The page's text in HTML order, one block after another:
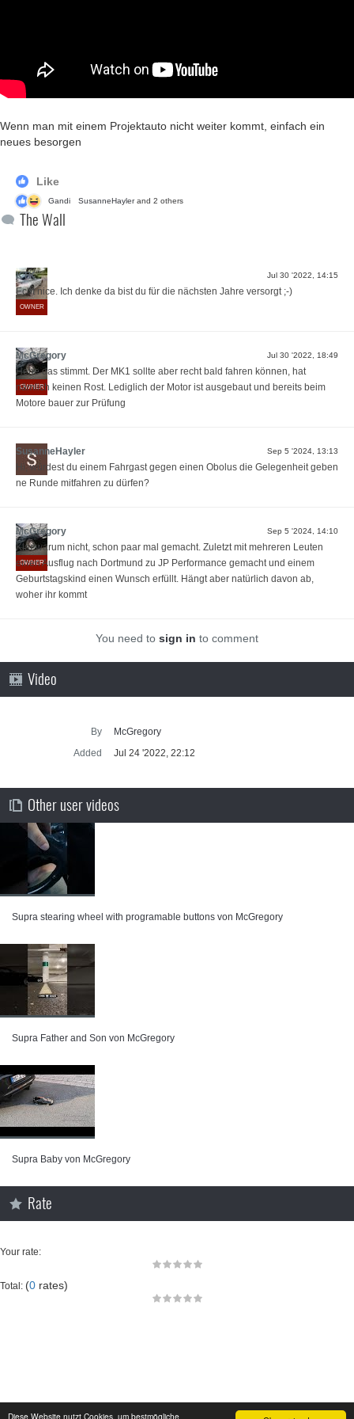
Diese Website nutzt Cookies, um bestmögliche
Wenn man mit einem Projektauto nicht weiter kommt, einfach ein
neues besorgen
Like
Gandi SusanneHaylerand 2 others
The Wall
OWNER
Jul 30 '2022, 14:15
KTK
Echt nice. Ich denke da bist du für die nächsten Jahre versorgt ;-)
OWNER
Jul 30 '2022, 18:49
McGregory
Hehe das stimmt. Der MK1 sollte aber recht bald fahren können, hat
nämlich keinen Rost. Lediglich der Motor ist ausgebaut und bereits beim
Motore bauer zur Prüfung
Sep 5 '2024, 13:13
SusanneHayler
Hi, würdest du einem Fahrgast gegen einen Obolus die Gelegenheit geben
ne Runde mitfahren zu dürfen?
OWNER
Sep 5 '2024, 14:10
McGregory
Klar warum nicht, schon paar mal gemacht. Zuletzt mit mehreren Leuten
einen Ausflug nach Dortmund zu JP Performance gemacht und einem
Geburtstagskind einen Wunsch erfüllt. Hängt aber natürlich davon ab,
woher ihr kommt
You need to sign in to comment
Video
By
McGregory
Added
Jul 24 '2022, 22:12
Other user videos
Supra stearing wheel with programable buttons von McGregory
Supra Father and Son von McGregory
Supra Baby von McGregory
Rate
Your rate:
Total: (0 rates)